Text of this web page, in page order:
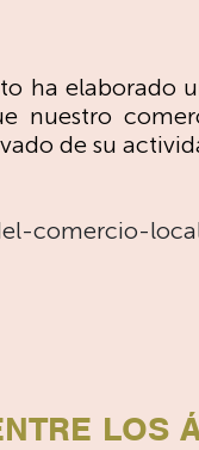
ha elaborado
nuestro
de su
comercio-
LOS